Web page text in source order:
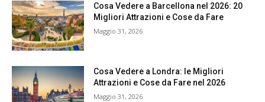
Cosa Vedere a Barcellona nel 2026: 20
Migliori Attrazioni e Cose da Fare
Maggio 31, 2026
Cosa Vedere a Londra: le Migliori
Attrazioni e Cose da Fare nel 2026
Maggio 31, 2026